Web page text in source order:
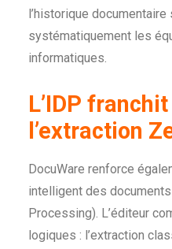
l’historique
systématiquement les
informatiques.
L’IDP
l’extraction
DocuWare renforce
intelligent des
Processing). L’éditeur
logiques : l’extraction